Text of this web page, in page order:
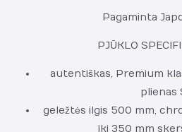
Pagaminta
PJŪKLO
autentiškas, Premium
plienas
geležtės ilgis 500 mm,
iki 350 mm